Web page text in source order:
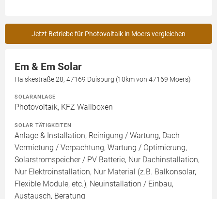
Jetzt Betriebe für Photovoltaik in Moers vergleichen
Em & Em Solar
Halskestraße 28, 47169 Duisburg (10km von 47169 Moers)
SOLARANLAGE
Photovoltaik, KFZ Wallboxen
SOLAR TÄTIGKEITEN
Anlage & Installation, Reinigung / Wartung, Dach
Vermietung / Verpachtung, Wartung / Optimierung,
Solarstromspeicher / PV Batterie, Nur Dachinstallation,
Nur Elektroinstallation, Nur Material (z.B. Balkonsolar,
Flexible Module, etc.), Neuinstallation / Einbau,
Austausch, Beratung